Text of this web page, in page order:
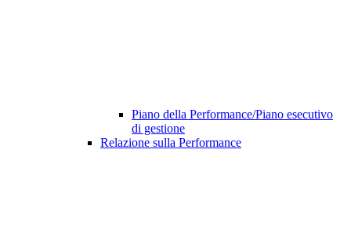
Piano della Performance/Piano esecutivo
di gestione
Relazione sulla Performance